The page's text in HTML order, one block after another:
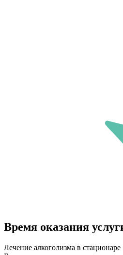
Время оказания
Лечение алкоголизма в